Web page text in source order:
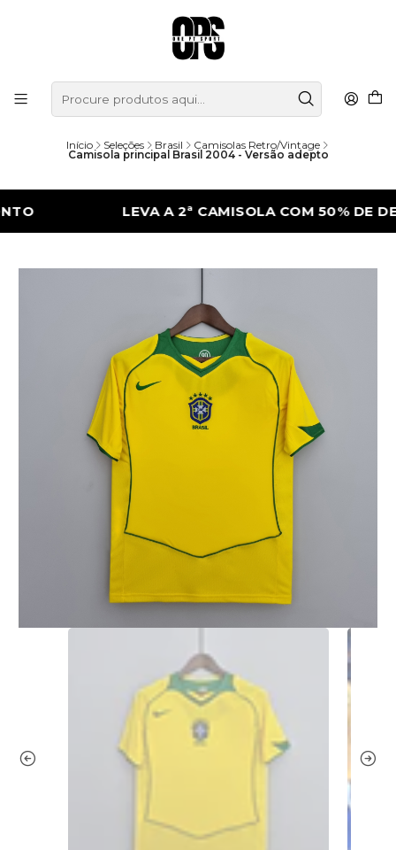
Início Seleções Brasil Camisolas Retro/Vintage
Camisola principal Brasil 2004 - Versão adepto
LEVA A 2ª CAMISOLA COM 50% DE